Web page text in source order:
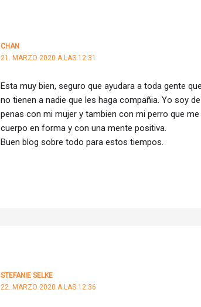
CHAN
21. MARZO 2020 A LAS 12:31
Esta muy bien, seguro que ayudara a toda gente
no tienen a nadie que les haga compañia. Yo soy
penas con mi mujer y tambien con mi perro que
cuerpo en forma y con una mente positiva.
Buen blog sobre todo para estos tiempos.
STEFANIE SELKE
22. MARZO 2020 A LAS 12:36